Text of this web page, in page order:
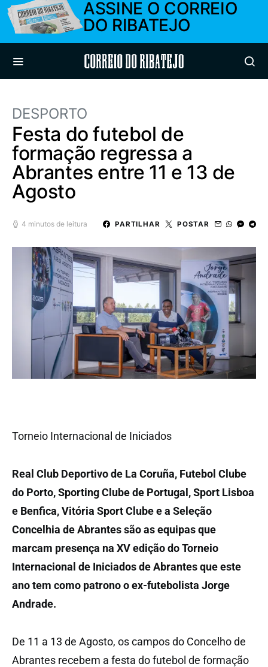
ASSINE O CORREIO
DO RIBATEJO
Correio do Ribatejo
DESPORTO
Festa do futebol de
formação regressa a
Abrantes entre 11 e 13 de
Agosto
4 minutos de leitura PARTILHAR POSTAR
Torneio Internacional de Iniciados
Real Club Deportivo de La Coruña, Futebol Clube
do Porto, Sporting Clube de Portugal, Sport Lisboa
e Benfica, Vitória Sport Clube e a Seleção
Concelhia de Abrantes são as equipas que
marcam presença na XV edição do Torneio
Internacional de Iniciados de Abrantes que este
ano tem como patrono o ex-futebolista Jorge
Andrade.
De 11 a 13 de Agosto, os campos do Concelho de
Abrantes recebem a festa do futebol de formação